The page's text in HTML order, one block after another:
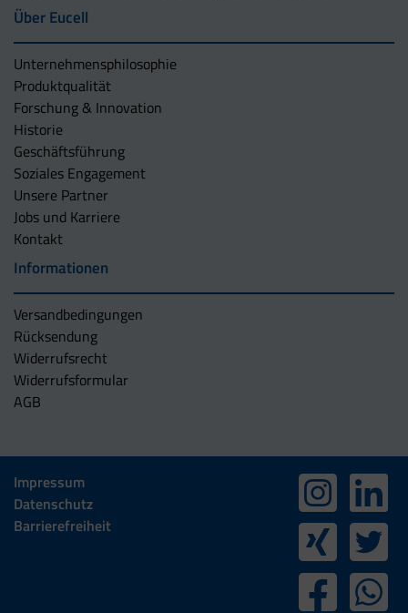
Über Eucell
Unternehmens­philosophie
Produktqualität
Forschung & Innovation
Historie
Geschäftsführung
Soziales Engagement
Unsere Partner
Jobs und Karriere
Kontakt
Informationen
Versandbedingungen
Rücksendung
Widerrufsrecht
Widerrufsformular
AGB
Impressum
Datenschutz
Barrierefreiheit